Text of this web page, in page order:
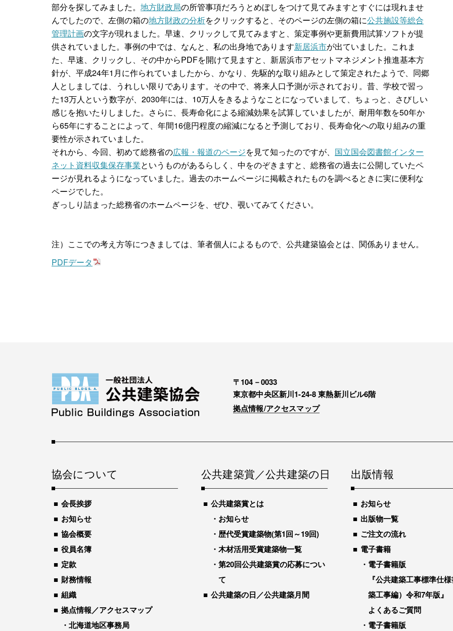
部分を探してみました。 地方財政局の所管事項だろうとめぼしをつけて見てみますとすぐには現れませ
んでしたので、左側の箱の地方財政の分析をクリックすると、そのページの左側の箱に公共施設等総合
管理計画の文字が現れました。早速、クリックして見てみますと、策定事例や更新費用試算ソフトが提
供されていました。事例の中では、なんと、私の出身地であります新居浜市が出ていました。これま
た、早速、クリックし、その中からPDFを開けて見ますと、新居浜市アセットマネジメント推進基本方
針が、平成24年1月に作られていましたから、かなり、先駆的な取り組みとして策定されたようで、同郷
人としましては、うれしい限りであります。その中で、将来人口予測が示されており。昔、学校で習っ
た13万人という数字が、2030年には、10万人をきるようなことになっていまして、ちょっと、さびしい
感じを抱いたりしました。さらに、長寿命化による縮減効果を試算していましたが、耐用年数を50年か
ら65年にすることによって、年間16億円程度の縮減になると予測しており、長寿命化への取り組みの重
要性が示されていました。
それから、今回、初めて総務省の広報・報道のページを見て知ったのですが、 国立国会図書館インター
ネット資料収集保存事業というものがあるらしく、中をのぞきますと、総務省の過去に公開していたペ
ージが見れるようになっていました。過去のホームページに掲載されたものを調べるときに実に便利な
ページでした。
ぎっしり詰まった総務省のホームページを、ぜひ、覗いてみてください。
注）ここでの考え方等につきましては、筆者個人によるもので、公共建築協会とは、関係ありません。
PDFデータ
〒104－0033
東京都中央区新川1-24-8 東熱新川ビル6階
拠点情報/アクセスマップ
協会について
会長挨拶
お知らせ
協会概要
役員名簿
定款
財務情報
組織
拠点情報／アクセスマップ
北海道地区事務局
公共建築賞／公共建築の日
公共建築賞とは
お知らせ
歴代受賞建築物(第1回～19回)
木材活用受賞建築物一覧
第20回公共建築賞の応募につい
て
公共建築の日／公共建築月間
出版情報
お知らせ
出版物一覧
ご注文の流れ
電子書籍
電子書籍版
『公共建築工事標準仕
築工事編）令和7年版』
よくあるご質問
電子書籍版